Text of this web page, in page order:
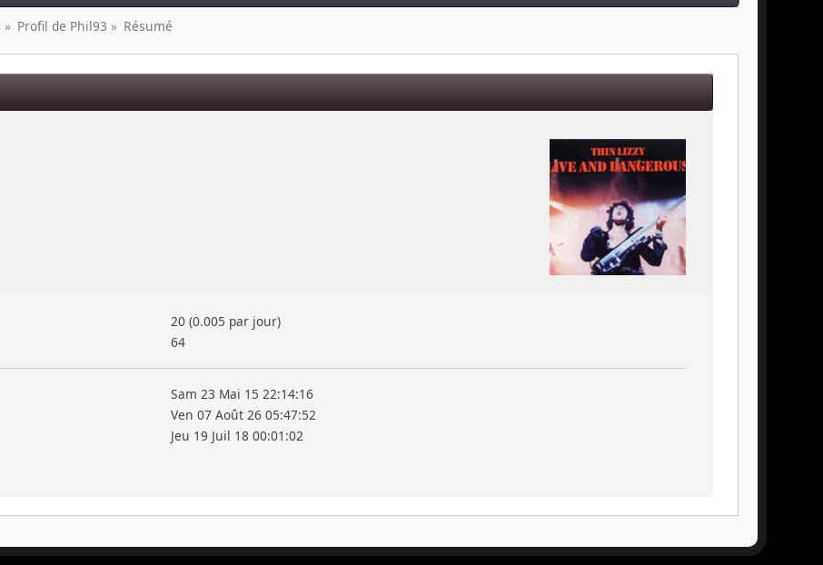
» Profil de Phil93 » Résumé
20 (0.005 par jour)
64
Sam 23 Mai 15 22:14:16
Ven 07 Août 26 05:47:52
Jeu 19 Juil 18 00:01:02